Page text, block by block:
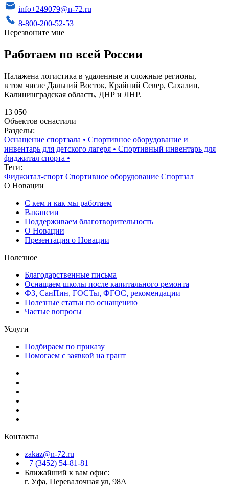
info+249079@n-72.ru
8-800-200-52-53
Перезвоните мне
Работаем по всей России
Налажена логистика в удаленные и сложные регионы,
в том числе Дальний Восток, Крайний Север, Сахалин,
Калининградская область, ДНР и ЛНР.
13 050
Объектов оснастили
Разделы:
Оснащение спортзала • Спортивное оборудование и
инвентарь для детского лагеря • Спортивный инвентарь для
фиджитал спорта •
Теги:
Фиджитал-спорт Спортивное оборудование Спортзал
О Новации
С кем и как мы работаем
Вакансии
Поддерживаем благотворительность
О Новации
Презентация о Новации
Полезное
Благодарственные письма
Оснащаем школы после капитального ремонта
ФЗ, СанПин, ГОСТы, ФГОС, рекомендации
Полезные статьи по оснащению
Частые вопросы
Услуги
Подбираем по приказу
Помогаем с заявкой на грант
Контакты
zakaz@n-72.ru
+7 (3452) 54-81-81
Ближайший к вам офис:
г. Уфа, Перевалочная ул, 98А